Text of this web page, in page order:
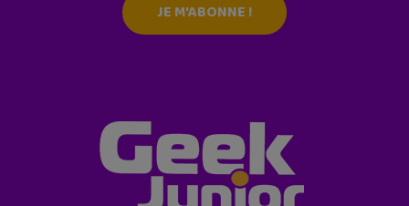
JE M'ABONNE !